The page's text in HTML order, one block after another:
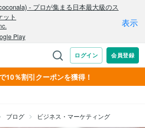
10％割引クーポンを獲得！
ブログ ビジネス・マーケティング